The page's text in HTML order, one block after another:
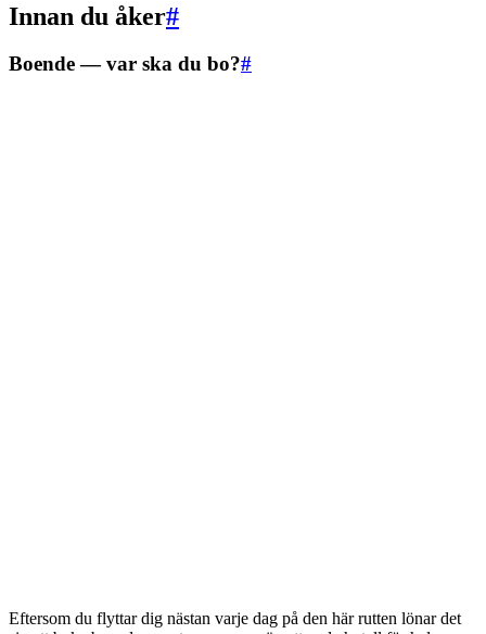
Innan du åker#
Boende — var ska du bo?#
Eftersom du flyttar dig nästan varje dag på den här rutten lönar det